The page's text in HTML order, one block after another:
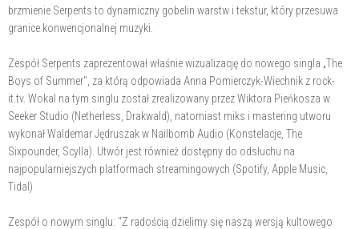
brzmienie Serpents to dynamiczny gobelin warstw i tekstur, który przesuwa
granice konwencjonalnej muzyki.
Zespół Serpents zaprezentował właśnie wizualizację do nowego singla „The
Boys of Summer", za którą odpowiada Anna Pomierczyk-Wiechnik z rock-
it.tv. Wokal na tym singlu został zrealizowany przez Wiktora Pieńkosza w
Seeker Studio (Netherless, Drakwald), natomiast miks i mastering utworu
wykonał Waldemar Jędruszak w Nailbomb Audio (Konstelacje, The
Sixpounder, Scylla). Utwór jest również dostępny do odsłuchu na
najpopularniejszych platformach streamingowych (Spotify, Apple Music,
Tidal)
Zespół o nowym singlu: "Z radością dzielimy się naszą wersją kultowego